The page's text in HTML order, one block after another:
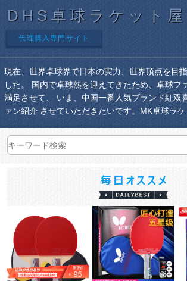
DHS卓球ラケット屋
代理購入専門サイト
現在、世界卓球界で日本の実力、世界頂点を目
した。 国内で卓球熱を迎えてきたため、卓球フ
満足させて、 いま、中国一番人気ブランド紅双
ァン紹介 させていただきたいです。MK卓球ラケ